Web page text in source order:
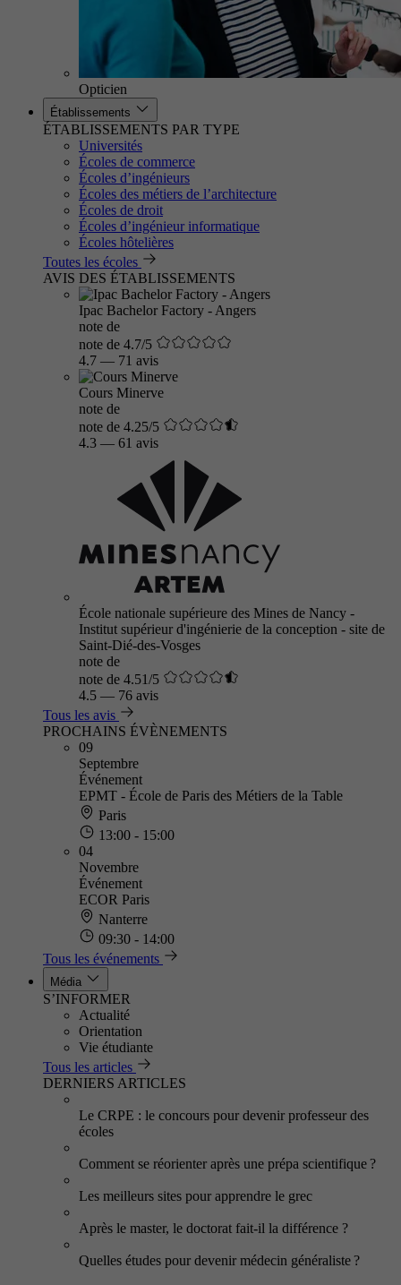
Opticien
Établissements
ÉTABLISSEMENTS PAR TYPE
Universités
Écoles de commerce
Écoles d’ingénieurs
Écoles des métiers de l’architecture
Écoles de droit
Écoles d’ingénieur informatique
Écoles hôtelières
Toutes les écoles
AVIS DES ÉTABLISSEMENTS
Ipac Bachelor Factory - Angers
note de
note de 4.7/5
4.7 — 71 avis
Cours Minerve
note de
note de 4.25/5
4.3 — 61 avis
École nationale supérieure des Mines de Nancy -
Institut supérieur d'ingénierie de la conception - site de
Saint-Dié-des-Vosges
note de
note de 4.51/5
4.5 — 76 avis
Tous les avis
PROCHAINS ÉVÈNEMENTS
09
Septembre
Événement
EPMT - École de Paris des Métiers de la Table
Paris
13:00 - 15:00
04
Novembre
Événement
ECOR Paris
Nanterre
09:30 - 14:00
Tous les événements
Média
S’INFORMER
Actualité
Orientation
Vie étudiante
Tous les articles
DERNIERS ARTICLES
Le CRPE : le concours pour devenir professeur des
écoles
Comment se réorienter après une prépa scientifique ?
Les meilleurs sites pour apprendre le grec
Après le master, le doctorat fait-il la différence ?
Quelles études pour devenir médecin généraliste ?